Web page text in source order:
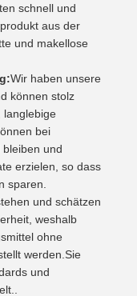
schnell und
aus der
und makellose
Wir haben unsere
können stolz
langlebige
bei
und
erzielen, so dass
sparen.
und schätzen
weshalb
ohne
werden.Sie
und